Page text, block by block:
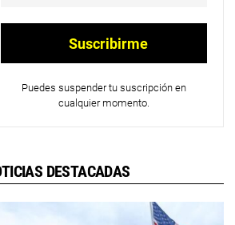
Puedes suspender tu suscripción en
cualquier momento.
DESTACADAS